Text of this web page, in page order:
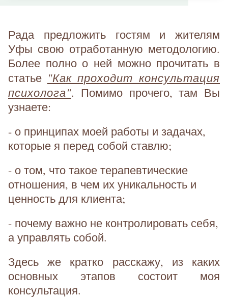
Рада предложить гостям и жителям
Уфы свою отработанную методологию.
Более полно о ней можно прочитать в
статье "Как проходит консультация
психолога". Помимо прочего, там Вы
узнаете:
- о принципах моей работы и задачах,
которые я перед собой ставлю;
- о том, что такое терапевтические
отношения, в чем их уникальность и
ценность для клиента;
- почему важно не контролировать себя,
а управлять собой.
Здесь же кратко расскажу, из каких
основных этапов состоит моя
консультация.